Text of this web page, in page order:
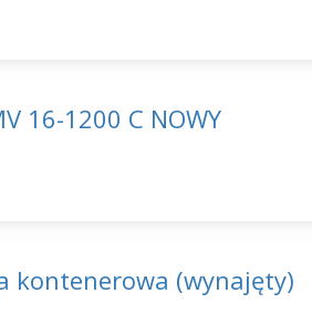
16-1200 C NOWY
kontenerowa (wynajęty)